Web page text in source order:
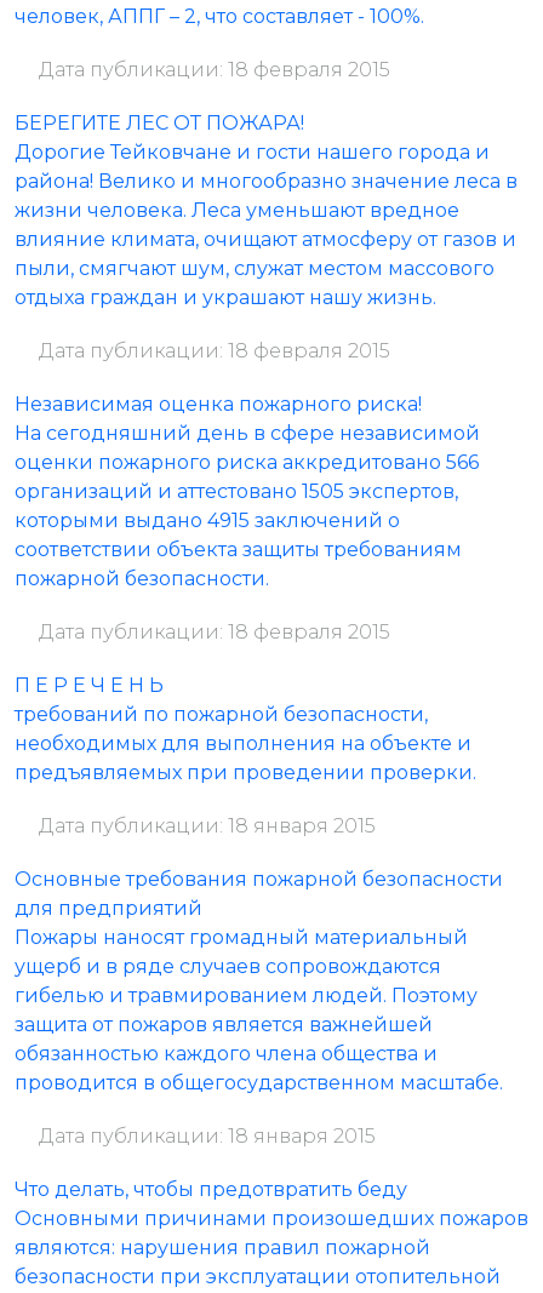
человек, АППГ – 2, что составляет - 100%.
Дата публикации: 18 февраля 2015
БЕРЕГИТЕ ЛЕС ОТ ПОЖАРА!
Дорогие Тейковчане и гости нашего города и
района! Велико и многообразно значение леса в
жизни человека. Леса уменьшают вредное
влияние климата, очищают атмосферу от газов и
пыли, смягчают шум, служат местом массового
отдыха граждан и украшают нашу жизнь.
Дата публикации: 18 февраля 2015
Независимая оценка пожарного риска!
На сегодняшний день в сфере независимой
оценки пожарного риска аккредитовано 566
организаций и аттестовано 1505 экспертов,
которыми выдано 4915 заключений о
соответствии объекта защиты требованиям
пожарной безопасности.
Дата публикации: 18 февраля 2015
П Е Р Е Ч Е Н Ь
требований по пожарной безопасности,
необходимых для выполнения на объекте и
предъявляемых при проведении проверки.
Дата публикации: 18 января 2015
Основные требования пожарной безопасности
для предприятий
Пожары наносят громадный материальный
ущерб и в ряде случаев сопровождаются
гибелью и травмированием людей. Поэтому
защита от пожаров является важнейшей
обязанностью каждого члена общества и
проводится в общегосударственном масштабе.
Дата публикации: 18 января 2015
Что делать, чтобы предотвратить беду
Основными причинами произошедших пожаров
являются: нарушения правил пожарной
безопасности при эксплуатации отопительной